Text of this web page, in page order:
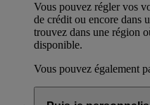
Vous pouvez régler vos
de crédit ou encore dans
trouvez dans une région
disponible.
Vous pouvez également